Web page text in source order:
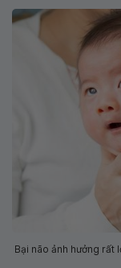
Bại não ảnh hưởng rất